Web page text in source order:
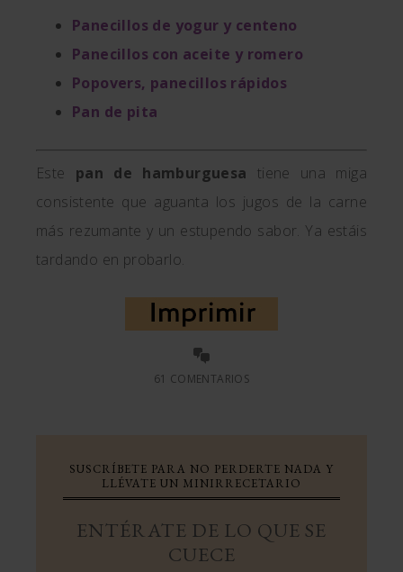
Panecillos de yogur y centeno
Panecillos con aceite y romero
Popovers, panecillos rápidos
Pan de pita
Este pan de hamburguesa tiene una miga
consistente que aguanta los jugos de la carne
más rezumante y un estupendo sabor. Ya estáis
tardando en probarlo.
61 COMENTARIOS
SUSCRÍBETE PARA NO PERDERTE NADA Y
LLÉVATE UN MINIRRECETARIO
ENTÉRATE DE LO QUE SE
CUECE